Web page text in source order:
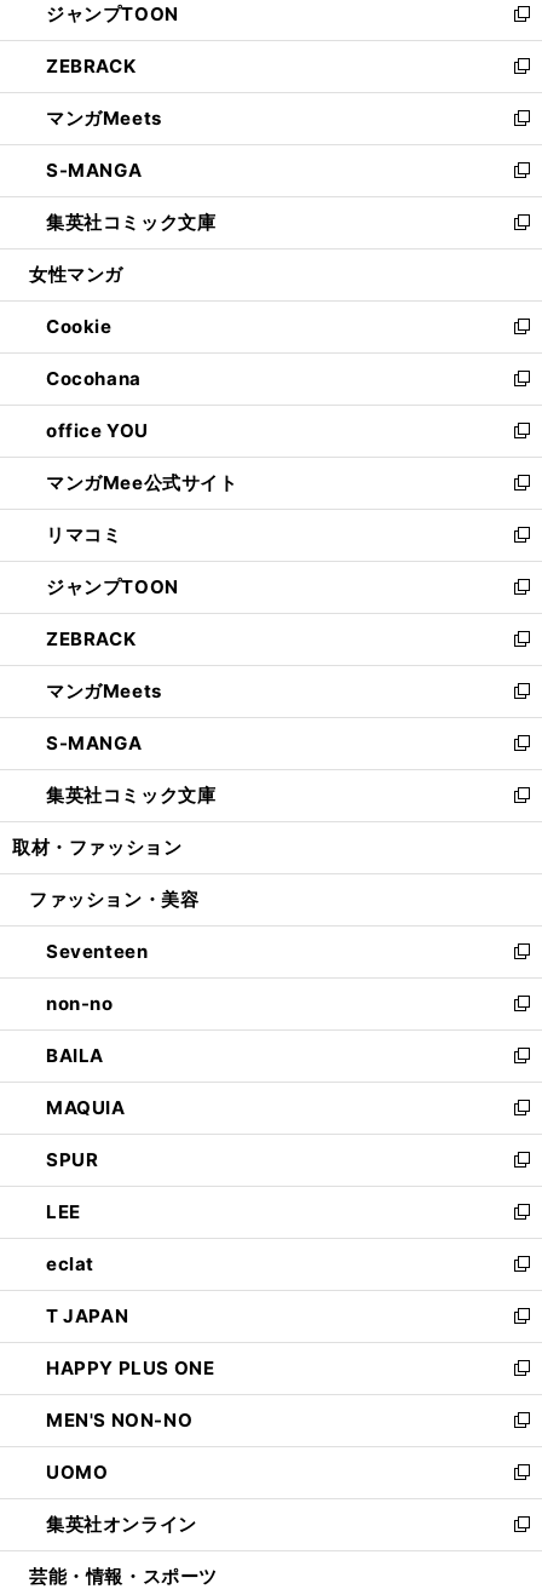
く
で
開
く
ド
ウ
で
開
く
ィ
ン
ド
ウ
で
開
く
い
ウ
ィ
ン
ド
ウ
で
開
く
ジャンプTOON
新
し
い
ウ
ィ
ン
ド
ウ
で
開
ZEBRACK
新
し
い
ウ
ィ
ン
ド
ウ
開
く
マンガMeets
新
し
い
ウ
ィ
ン
ウ
で
開
く
S-MANGA
新
し
い
ウ
ン
ド
ウ
で
開
く
集英社コミック文庫
新
し
ウ
ィ
ン
ド
ウ
で
開
く
女性マンガ
Cookie
新
し
い
ウ
ィ
ン
ド
ウ
で
開
く
Cocohana
新
し
い
ウ
ィ
ン
ド
ウ
で
開
く
office YOU
新
し
い
ウ
ィ
ン
ド
ウ
で
開
く
マンガMee公式サイト
新
し
い
ウ
ィ
ン
ド
ウ
で
開
く
リマコミ
新
し
い
ウ
ィ
ン
ド
ウ
で
開
く
ジャンプTOON
新
し
い
ウ
ィ
ン
ド
ウ
で
開
ZEBRACK
新
し
い
ウ
ィ
ン
ド
ウ
開
マンガMeets
新
し
い
ウ
ィ
ン
ウ
開
く
S-MANGA
新
し
い
ウ
ン
ウ
で
開
く
集英社コミック文庫
新
し
ウ
ン
ド
ウ
で
開
く
取材・ファッション
ファッション・美容
Seventeen
新
し
い
ウ
ィ
ン
ド
ウ
で
開
く
non-no
新
し
い
ウ
ィ
ン
ド
ウ
で
開
く
BAILA
新
し
い
ウ
ィ
ン
ド
ウ
で
開
く
MAQUIA
新
し
い
ウ
ィ
ン
ド
ウ
で
開
く
SPUR
新
し
い
ウ
ィ
ン
ド
ウ
で
開
く
LEE
新
し
い
ウ
ィ
ン
ド
ウ
で
開
く
eclat
新
し
い
ウ
ィ
ン
ド
ウ
で
開
く
T JAPAN
新
し
い
ウ
ィ
ン
ド
ウ
で
開
HAPPY PLUS ONE
新
し
い
ウ
ィ
ン
ド
ウ
MEN'S NON-NO
新
し
い
ウ
ィ
ン
UOMO
新
し
い
ウ
集英社オンライン
新
し
芸能・情報・スポーツ